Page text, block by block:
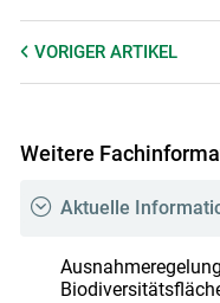
Skip
VORIGER ARTIKEL
Weitere
Aktuelle